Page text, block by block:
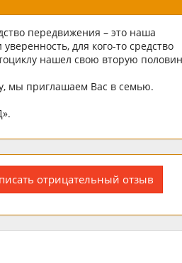
передвижения – это наша
для кого-то средство
нашел свою вторую
мы приглашаем Вас в семью.
отрицательный отзыв